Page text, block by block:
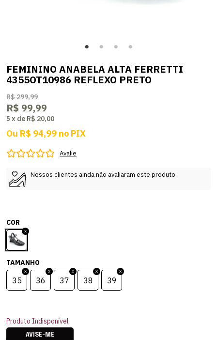
FEMININO ANABELA ALTA FERRETTI
4355OT10986 REFLEXO PRETO
R$ 299,99
R$ 99,99
5 x de R$ 20,00
Ou R$ 94,99 no PIX
Avalie
Nossos clientes ainda não avaliaram este produto
COR
TAMANHO
35 36 37 38 39
Produto Indisponível
AVISE-ME